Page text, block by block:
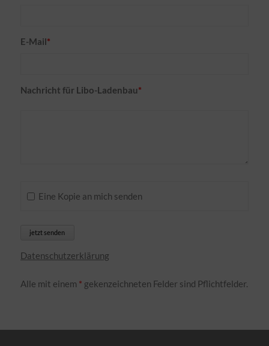
Pflichtfeld
E-Mail*
Pflichtfeld
Nachricht für Libo-Ladenbau*
Eine Kopie an mich senden
jetzt senden
Datenschutzerklärung
Alle mit einem * gekenzeichneten Felder sind Pflichtfelder.